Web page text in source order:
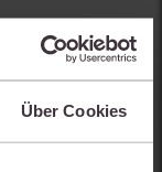
Über Cookies
Praxis